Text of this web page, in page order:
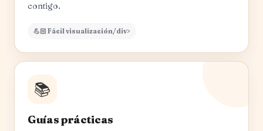
contigo.
💪🏻 Fácil visualización/div>
📚
Guías prácticas